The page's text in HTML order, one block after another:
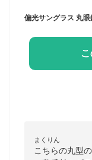
まくりん
こちらの丸型